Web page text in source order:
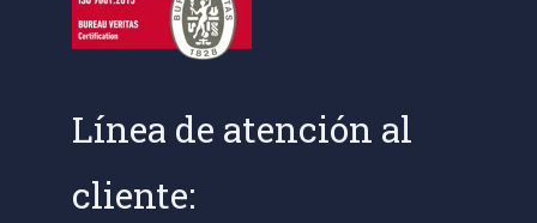
Línea de atención al
cliente: